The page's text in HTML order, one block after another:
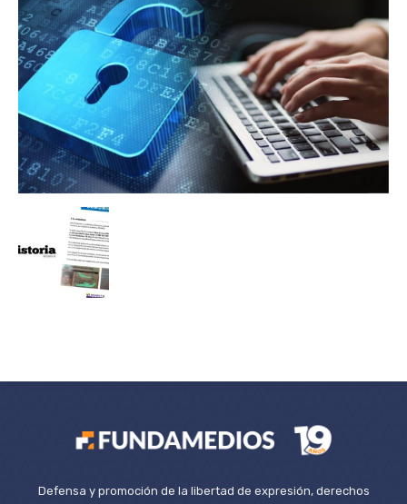
Defensa y promoción de la libertad de expresión, derechos